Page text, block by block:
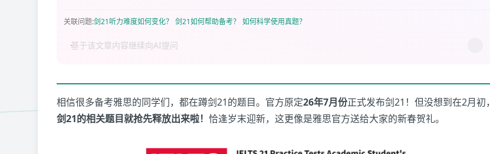
关联问题:剑21听力难度如何变化？ 剑21如何帮助备考？ 如何科学使用真题？
相信很多备考雅思的同学们，都在蹲剑21的题目。官方原定26年7月份正式发布剑21！但没想到在2月初，
剑21的相关题目就抢先释放出来啦！ 恰逢岁末迎新，这更像是雅思官方送给大家的新春贺礼。